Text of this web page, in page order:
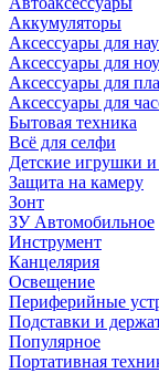
Аккумуляторы
Аксессуары для
Аксессуары для
Аксессуары для
Аксессуары для
Бытовая техника
Всё для селфи
Детские игрушки
Защита на камеру
Зонт
ЗУ Автомобильное
Инструмент
Канцелярия
Освещение
Периферийные
Подставки и
Популярное
Портативная